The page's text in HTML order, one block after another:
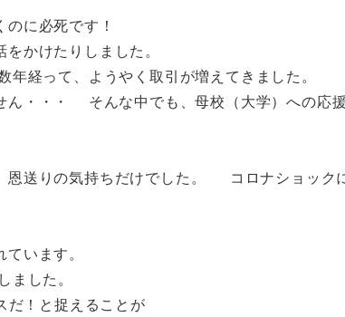
に必死です！
かけたりしました。
経って、ようやく取引が増えてきました。
ん・・・ そんな中でも、母校（大学）への応
恩送りの気持ちだけでした。 コロナショック
います。
した。
だ！と捉えることが